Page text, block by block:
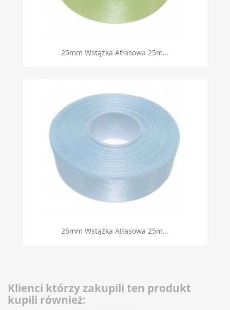
25mm Wstążka Atłasowa 25m...
25mm Wstążka Atłasowa 25m...
Klienci którzy zakupili ten produkt
kupili również: